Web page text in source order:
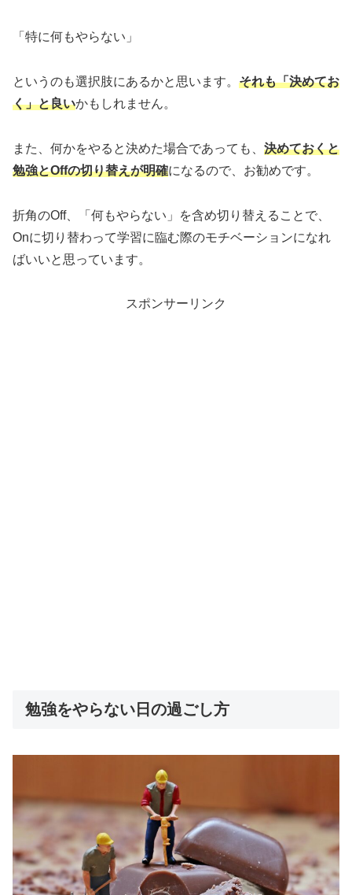
「特に何もやらない」
というのも選択肢にあるかと思います。 それも「決めてお
く」と良いかもしれません。
また、何かをやると決めた場合であっても、 決めておくと
勉強とOffの切り替えが明確になるので、お勧めです。
折角のOff、「何もやらない」を含め切り替えることで、
Onに切り替わって学習に臨む際のモチベーションになれ
ばいいと思っています。
スポンサーリンク
勉強をやらない日の過ごし方